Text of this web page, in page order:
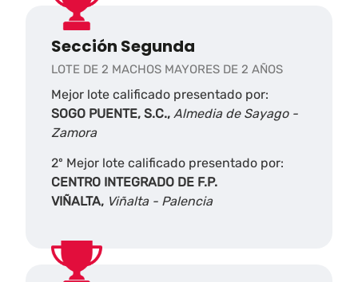
Sección Segunda
LOTE DE 2 MACHOS MAYORES DE 2 AÑOS
Mejor lote calificado presentado por:
SOGO PUENTE, S.C., Almedia de Sayago -
Zamora
2º Mejor lote calificado presentado por:
CENTRO INTEGRADO DE F.P.
VIÑALTA, Viñalta - Palencia